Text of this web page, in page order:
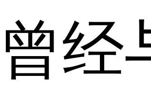
曾经